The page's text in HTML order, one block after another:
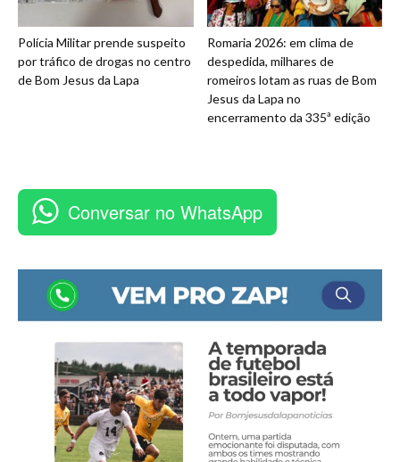
Polícia Militar prende suspeito
por tráfico de drogas no centro
de Bom Jesus da Lapa
Romaria 2026: em clima de
despedida, milhares de
romeiros lotam as ruas de Bom
Jesus da Lapa no
encerramento da 335ª edição
Conversar no WhatsApp